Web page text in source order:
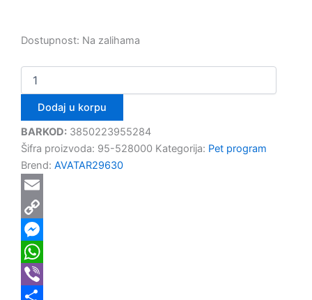
Dostupnost: Na zalihama
Dodaj u korpu
BARKOD: 3850223955284
Šifra proizvoda: 95-528000 Kategorija: Pet program
Brend: AVATAR29630
Email
Copy
Link
Messenger
WhatsApp
Viber